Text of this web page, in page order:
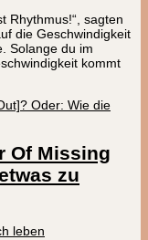
Rhythmus!“, sagten
die Geschwindigkeit
Solange du im
kommt
Of Missing
zu
leben